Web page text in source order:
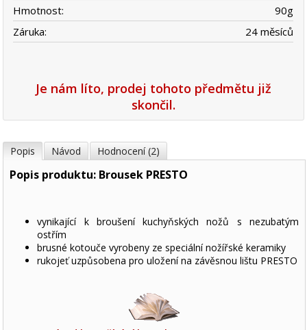
Hmotnost:
90g
Záruka:
24 měsíců
Je nám líto, prodej tohoto předmětu již
skončil.
Popis Návod Hodnocení (2)
Popis produktu: Brousek PRESTO
vynikající k broušení kuchyňských nožů s nezubatým
ostřím
brusné kotouče vyrobeny ze speciální nožířské keramiky
rukojeť uzpůsobena pro uložení na závěsnou lištu PRESTO